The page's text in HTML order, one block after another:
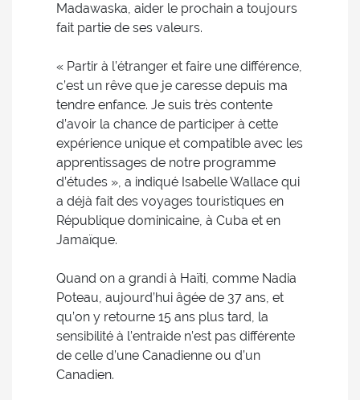
Madawaska, aider le prochain a toujours
fait partie de ses valeurs.
« Partir à l’étranger et faire une différence,
c’est un rêve que je caresse depuis ma
tendre enfance. Je suis très contente
d’avoir la chance de participer à cette
expérience unique et compatible avec les
apprentissages de notre programme
d’études », a indiqué Isabelle Wallace qui
a déjà fait des voyages touristiques en
République dominicaine, à Cuba et en
Jamaïque.
Quand on a grandi à Haïti, comme Nadia
Poteau, aujourd’hui âgée de 37 ans, et
qu’on y retourne 15 ans plus tard, la
sensibilité à l’entraide n’est pas différente
de celle d’une Canadienne ou d’un
Canadien.